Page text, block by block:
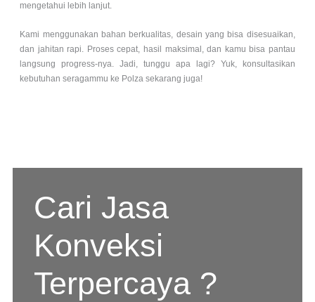
mengetahui lebih lanjut.
Kami menggunakan bahan berkualitas, desain yang bisa disesuaikan,
dan jahitan rapi. Proses cepat, hasil maksimal, dan kamu bisa pantau
langsung progress-nya. Jadi, tunggu apa lagi? Yuk, konsultasikan
kebutuhan seragammu ke Polza sekarang juga!
Cari Jasa
Konveksi
Terpercaya ?